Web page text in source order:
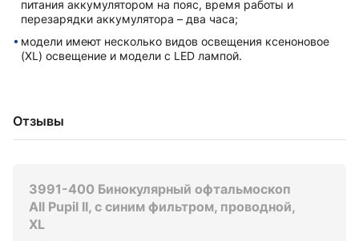
питания аккумулятором на пояс, время работы и
перезарядки аккумулятора – два часа;
модели имеют несколько видов освещения ксеноновое
(XL) освещение и модели с LED лампой.
Отзывы
3991-400 Бинокулярный офтальмоскоп
All Pupil II, с синим фильтром, проводной,
XL